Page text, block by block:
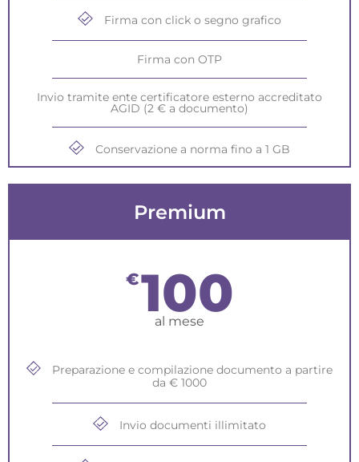
Firma con click o segno grafico
Firma con OTP
Invio tramite ente certificatore esterno accreditato
AGID (2 € a documento)
Conservazione a norma fino a 1 GB
Premium
€100
al mese
Preparazione e compilazione documento a partire
da € 1000
Invio documenti illimitato